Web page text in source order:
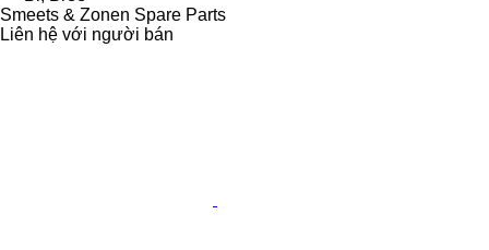
Smeets & Zonen Spare Parts
Liên hệ với người bán